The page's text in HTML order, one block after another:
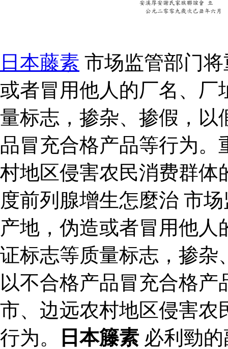
日本藤素 市场监管部门
或者冒用他人的厂名、厂
量标志，掺杂、掺假，以
品冒充合格产品等行为
村地区侵害农民消费群体
度前列腺增生怎麼治 市
产地，伪造或者冒用他
证标志等质量标志，掺杂
以不合格产品冒充合格
市、边远农村地区侵害农
行为。
日本籐素必利勁的